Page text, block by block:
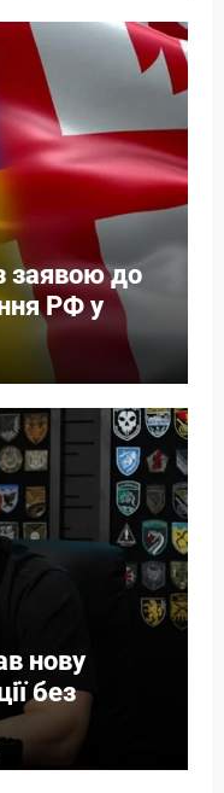
заявою до
РФ у
нову
без